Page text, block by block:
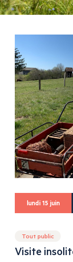
lundi 15 juin
Tout public
Visite